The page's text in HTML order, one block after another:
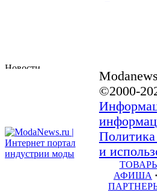
©2000-
и
АФИША ·